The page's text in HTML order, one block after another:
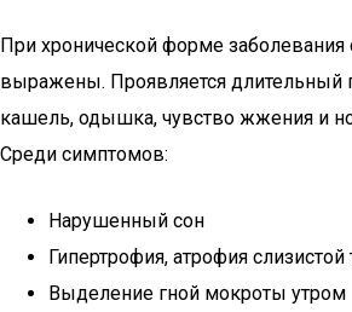
При хронической форме
выражены. Проявляется длительный
кашель, одышка, чувство жжения и
Среди симптомов:
Нарушенный сон
Гипертрофия, атрофия слизистой
Выделение гной мокроты утром